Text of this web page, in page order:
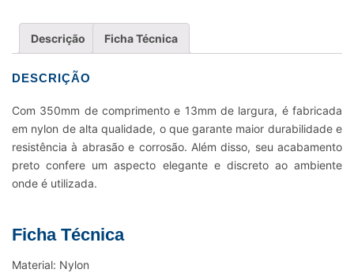
NYLON
K115
350
13MM
PRETO
quantidade
Descrição Ficha Técnica
DESCRIÇÃO
Com 350mm de comprimento e 13mm de largura, é fabricada
em nylon de alta qualidade, o que garante maior durabilidade e
resistência à abrasão e corrosão. Além disso, seu acabamento
preto confere um aspecto elegante e discreto ao ambiente
onde é utilizada.
Ficha Técnica
Material: Nylon